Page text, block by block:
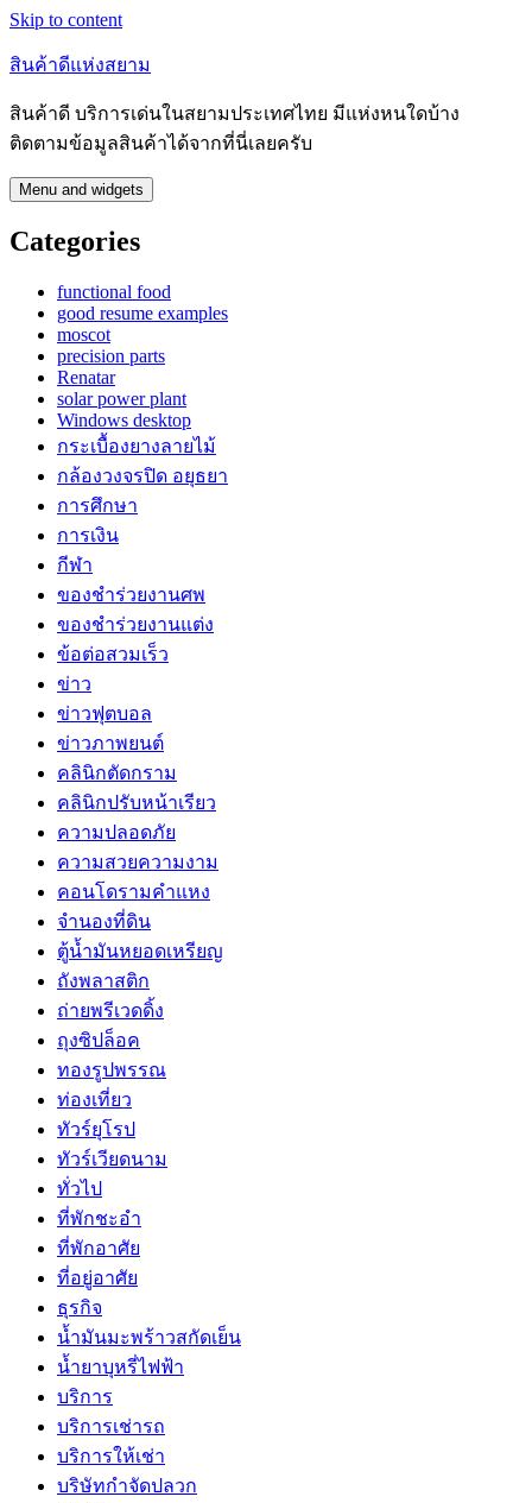
Skip to content
สินค้าดีแห่งสยาม
สินค้าดี บริการเด่นในสยามประเทศไทย มีแห่งหนใดบ้าง
ติดตามข้อมูลสินค้าได้จากที่นี่เลยครับ
Menu and widgets
Categories
functional food
good resume examples
moscot
precision parts
Renatar
solar power plant
Windows desktop
กระเบื้องยางลายไม้
กล้องวงจรปิด อยุธยา
การศึกษา
การเงิน
กีฬา
ของชำร่วยงานศพ
ของชำร่วยงานแต่ง
ข้อต่อสวมเร็ว
ข่าว
ข่าวฟุตบอล
ข่าวภาพยนต์
คลินิกตัดกราม
คลินิกปรับหน้าเรียว
ความปลอดภัย
ความสวยความงาม
คอนโดรามคำแหง
จำนองที่ดิน
ตู้น้ำมันหยอดเหรียญ
ถังพลาสติก
ถ่ายพรีเวดดิ้ง
ถุงซิปล็อค
ทองรูปพรรณ
ท่องเที่ยว
ทัวร์ยุโรป
ทัวร์เวียดนาม
ทั่วไป
ที่พักชะอำ
ที่พักอาศัย
ที่อยู่อาศัย
ธุรกิจ
น้ำมันมะพร้าวสกัดเย็น
น้ำยาบุหรี่ไฟฟ้า
บริการ
บริการเช่ารถ
บริการให้เช่า
บริษัทกำจัดปลวก